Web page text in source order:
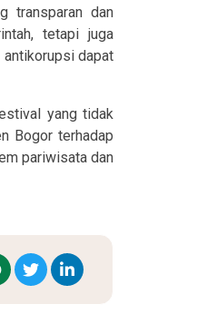
transparan dan
tetapi juga
antikorupsi dapat
yang tidak
Bogor terhadap
pariwisata dan